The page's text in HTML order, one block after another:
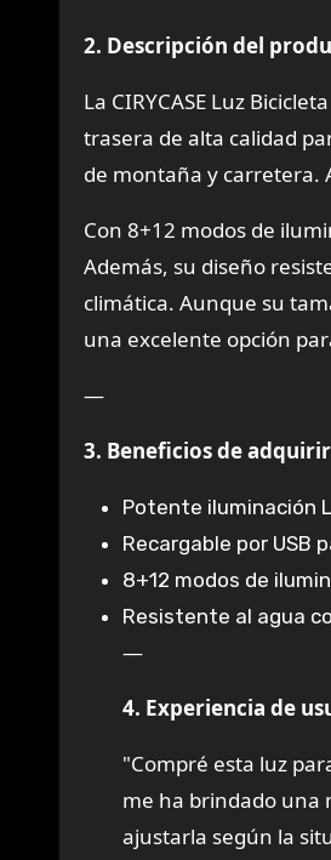
2. Descripción del
La CIRYCASE Luz
trasera de alta calidad
de montaña y carretera.
Con 8+12 modos de
Además, su diseño
climática. Aunque su
una excelente opción
—
3. Beneficios de
Potente iluminación
Recargable por USB
8+12 modos de
Resistente al agua
—
4. Experiencia de
"Compré esta luz
me ha brindado una
ajustarla según la